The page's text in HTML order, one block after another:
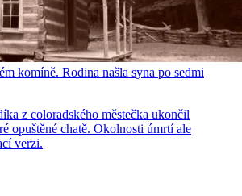
komíně. Rodina našla syna po sedmi
z coloradského městečka ukončil
opuštěné chatě. Okolnosti úmrtí ale
verzi.